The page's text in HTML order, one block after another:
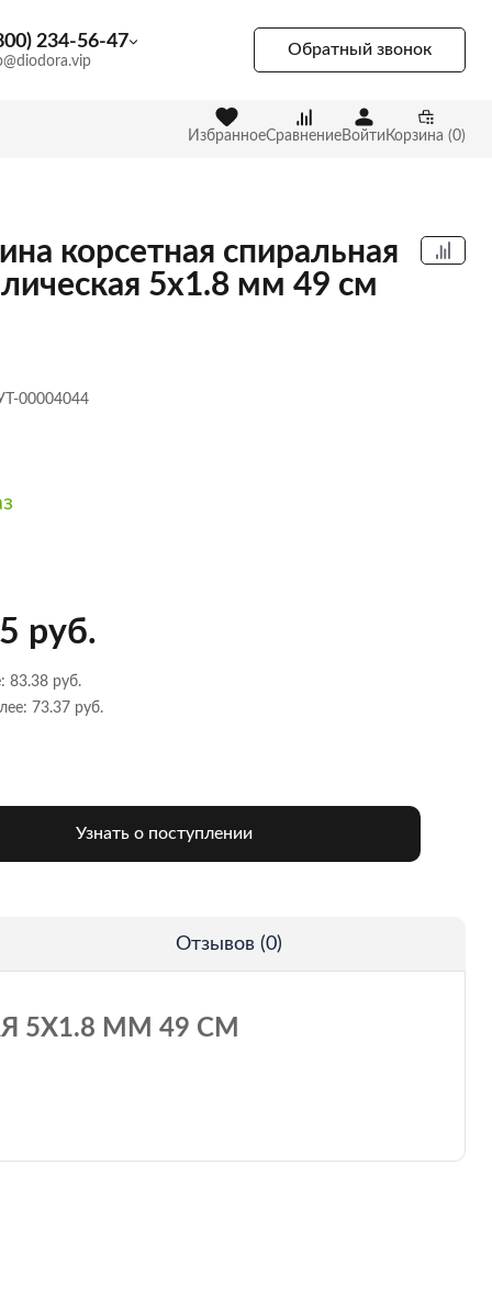
234-56-47 Обратный звонок
ИзбранноеСравнениеВойти Корзина (0)
корсетная спиральная
5х1.8 мм 49 см
00004044
руб.
83.38 руб.
73.37 руб.
Узнать о поступлении
Отзывов (0)
5Х1.8 ММ 49 СМ